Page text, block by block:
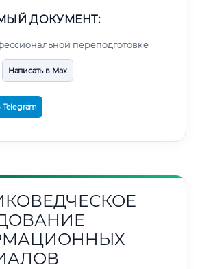
ДОКУМЕНТ:
переподготовке
Написать в Max
Telegram